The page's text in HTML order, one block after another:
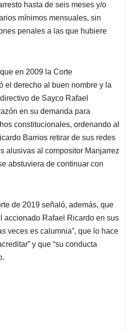
hasta de seis meses y/o
mínimos mensuales, sin
penales a las que hubiere
en 2009 la Corte
el derecho al buen nombre y la
de Sayco Rafael
en su demanda para
constitucionales, ordenando al
Barrios retirar de sus redes
alusivas al compositor Manjarrez
abstuviera de continuar con
de 2019 señaló, además, que
accionado Rafael Ricardo en sus
veces es calumnia”, que lo hace
y que “su conducta